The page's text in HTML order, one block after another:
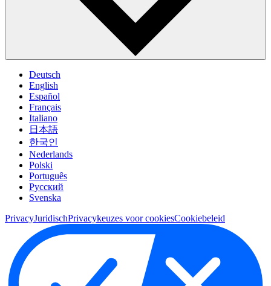
Deutsch
English
Español
Français
Italiano
日本語
한국인
Nederlands
Polski
Português
Pусский
Svenska
PrivacyJuridischPrivacykeuzes voor cookiesCookiebeleid